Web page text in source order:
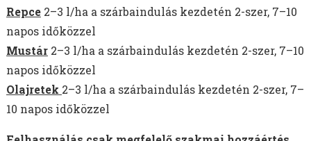
Repce2–3 l/ha a szárbaindulás kezdetén 2-szer, 7–10
napos időközzel
Mustár2–3 l/ha a szárbaindulás kezdetén 2-szer, 7–10
napos időközzel
Olajretek 2–3 l/ha a szárbaindulás kezdetén 2-szer, 7–
10 napos időközzel